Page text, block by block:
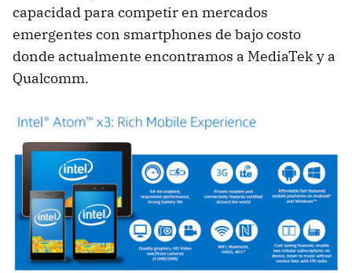
capacidad para competir en mercados
emergentes con smartphones de bajo costo
donde actualmente encontramos a MediaTek y a
Qualcomm.